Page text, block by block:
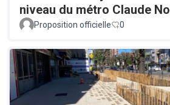
niveau du métro Claude
Proposition officielle 0